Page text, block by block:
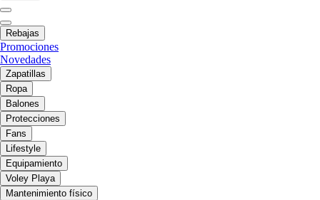
Rebajas
Promociones
Novedades
Zapatillas
Ropa
Balones
Protecciones
Fans
Lifestyle
Equipamiento
Voley Playa
Mantenimiento físico